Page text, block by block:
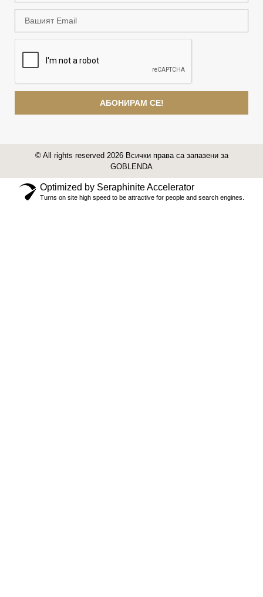
АБОНИРАМ СЕ!
© All rights reserved 2026 Всички права са запазени за
GOBLENDA
Optimized by Seraphinite Accelerator
Turns on site high speed to be attractive for people and search engines.